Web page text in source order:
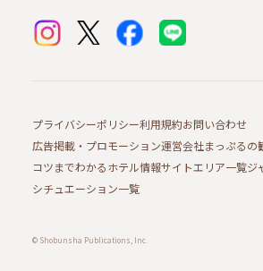
プライバシーポリシー利用規約お問い合わせ
広告掲載・プロモーション運営会社まっぷるの
コツまでわかるホテル情報サイトエリア一覧ジ
シチュエーション一覧
© Shobunsha Publications, Inc.